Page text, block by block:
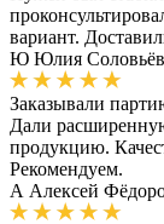
вариант.
Ю Юлия
Заказывали
Дали
продукцию.
Рекомендуем.
А Алексей